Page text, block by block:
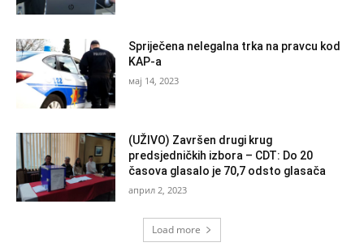
Spriječena nelegalna trka na pravcu kod
KAP-a
мај 14, 2023
(UŽIVO) Završen drugi krug
predsjedničkih izbora – CDT: Do 20
časova glasalo je 70,7 odsto glasača
април 2, 2023
Load more